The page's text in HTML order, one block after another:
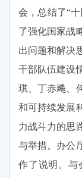
会，总结了“
了强化国家战
出问题和解决
干部队伍建设
琪、丁赤飚、
和可持续发展
力战斗力的思
与举措。办公
作了说明。与